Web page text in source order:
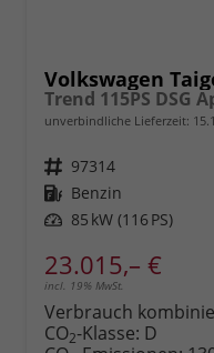
Volkswagen
unverbindliche Lieferzeit:
Fahrzeugnr. 97314
Kraftstoff Benzin
Leistung 85 kW (116 PS)
23.015,– €
incl. 19% MwSt.
Verbrauch
CO2-Klasse: D